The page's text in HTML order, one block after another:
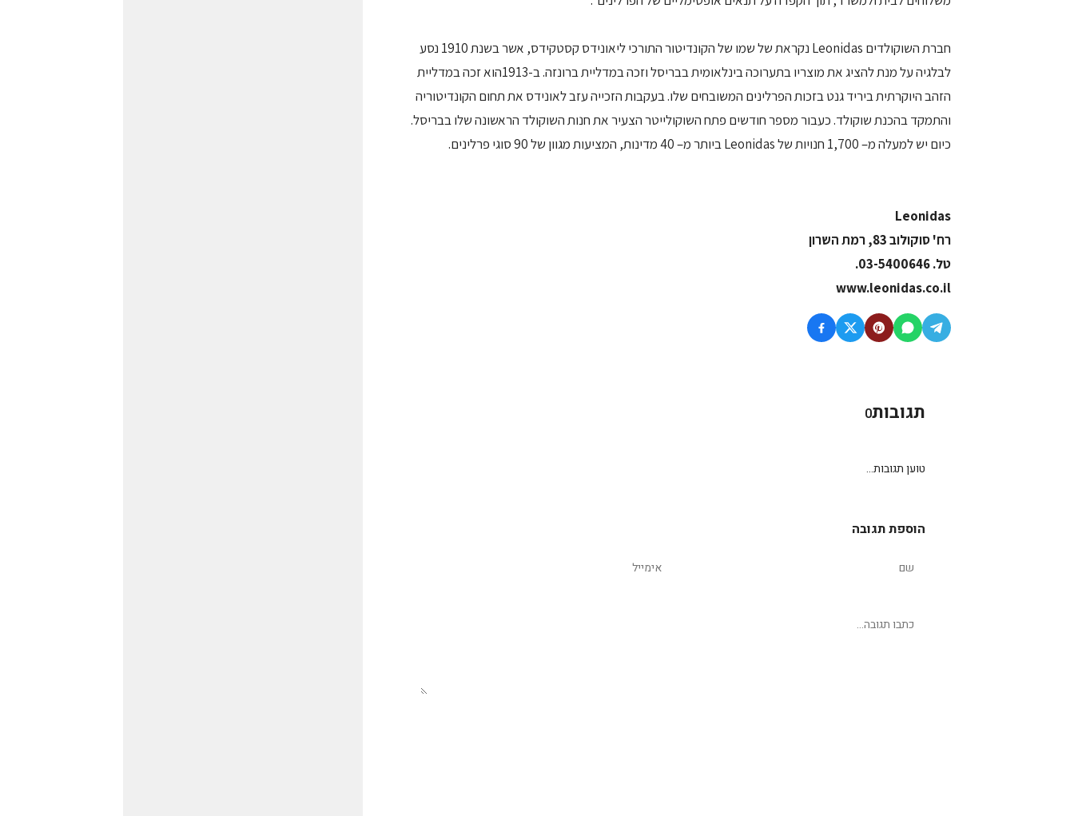
חברת השוקולדים Leonidas נקראת של שמו של הקונדיטור התורכי ליאונידס קסטקידס, אשר בשנת 1910 נסע
לבלגיה על מנת להציג את מוצריו בתערוכה בינלאומית בבריסל וזכה במדליית ברונזה. ב-1913הוא זכה במדליית
הזהב היוקרתית ביריד גנט בזכות הפרלינים המשובחים שלו. בעקבות הזכייה עזב לאונידס את תחום הקונדיטוריה
והתמקד בהכנת שוקולד. כעבור מספר חודשים פתח השוקולייטר הצעיר את חנות השוקולד הראשונה שלו בבריסל.
כיום יש למעלה מ– 1,700 חנויות של Leonidas ביותר מ– 40 מדינות, המציעות מגוון של 90 סוגי פרלינים.
Leonidas
רח' סוקולוב 83, רמת השרון
טל. 03-5400646.
www.leonidas.co.il
תגובות0
טוען תגובות...
הוספת תגובה